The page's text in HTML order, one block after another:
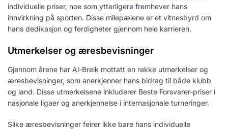
individuelle priser, noe som ytterligere fremhever hans
innvirkning på sporten. Disse milepælene er et vitnesbyrd om
hans dedikasjon og ferdigheter gjennom hele karrieren.
Utmerkelser og æresbevisninger
Gjennom årene har Al-Breik mottatt en rekke utmerkelser og
æresbevisninger, som anerkjenner hans bidrag til både klubb
og land. Disse utmerkelsene inkluderer Beste Forsvarer-priser i
nasjonale ligaer og anerkjennelse i internasjonale turneringer.
Slike æresbevisninger feirer ikke bare hans individuelle